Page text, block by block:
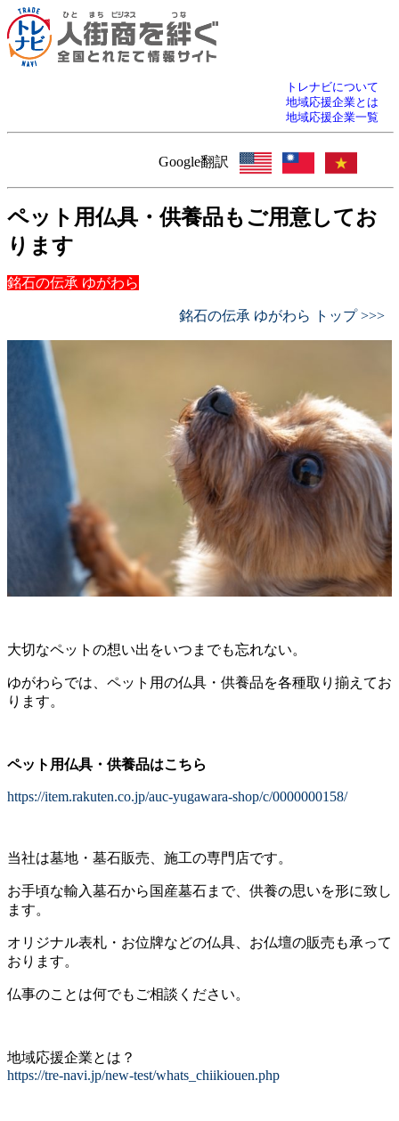
トレナビについて
地域応援企業とは
地域応援企業一覧
Google翻訳
ペット用仏具・供養品もご用意してお
ります
銘石の伝承 ゆがわら
銘石の伝承 ゆがわら トップ >>>
大切なペットの想い出をいつまでも忘れない。
ゆがわらでは、ペット用の仏具・供養品を各種取り揃えてお
ります。
ペット用仏具・供養品はこちら
https://item.rakuten.co.jp/auc-yugawara-shop/c/0000000158/
当社は墓地・墓石販売、施工の専門店です。
お手頃な輸入墓石から国産墓石まで、供養の思いを形に致し
ます。
オリジナル表札・お位牌などの仏具、お仏壇の販売も承って
おります。
仏事のことは何でもご相談ください。
地域応援企業とは？
https://tre-navi.jp/new-test/whats_chiikiouen.php